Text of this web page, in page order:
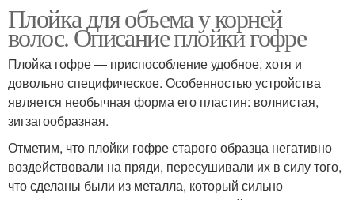
Плойка для объема у корней
волос. Описание плойки гофре
Плойка гофре — приспособление удобное, хотя и
довольно специфическое. Особенностью устройства
является необычная форма его пластин: волнистая,
зигзагообразная.
Отметим, что плойки гофре старого образца негативно
воздействовали на пряди, пересушивали их в силу того,
что сделаны были из металла, который сильно